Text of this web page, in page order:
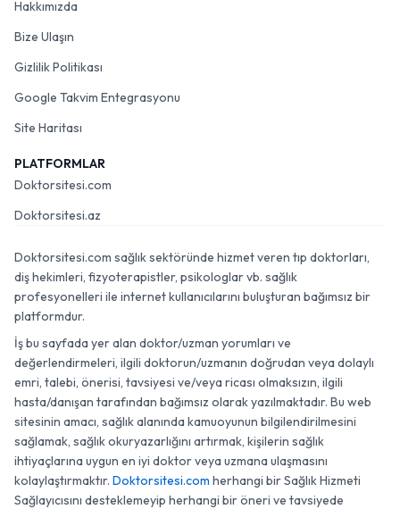
Hakkımızda
Bize Ulaşın
Gizlilik Politikası
Google Takvim Entegrasyonu
Site Haritası
PLATFORMLAR
Doktorsitesi.com
Doktorsitesi.az
Doktorsitesi.com sağlık sektöründe hizmet veren tıp doktorları,
diş hekimleri, fizyoterapistler, psikologlar vb. sağlık
profesyonelleri ile internet kullanıcılarını buluşturan bağımsız bir
platformdur.
İş bu sayfada yer alan doktor/uzman yorumları ve
değerlendirmeleri, ilgili doktorun/uzmanın doğrudan veya dolaylı
emri, talebi, önerisi, tavsiyesi ve/veya ricası olmaksızın, ilgili
hasta/danışan tarafından bağımsız olarak yazılmaktadır. Bu web
sitesinin amacı, sağlık alanında kamuoyunun bilgilendirilmesini
sağlamak, sağlık okuryazarlığını artırmak, kişilerin sağlık
ihtiyaçlarına uygun en iyi doktor veya uzmana ulaşmasını
kolaylaştırmaktır. Doktorsitesi.com herhangi bir Sağlık Hizmeti
Sağlayıcısını desteklemeyip herhangi bir öneri ve tavsiyede